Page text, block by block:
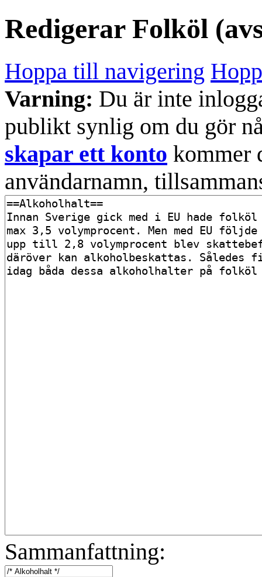
Redigerar Folköl
Hoppa till navigering
Varning: Du är inte
publikt synlig om du gör
skapar ett konto kommer
användarnamn,
Sammanfattning: